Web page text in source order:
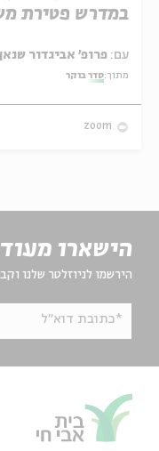
במדרש פטירת
עם:
מתוך:סדר בוקר
zoom
הישארו
הירשמו לניוזלטר שלנו
*כתובת דוא"ל